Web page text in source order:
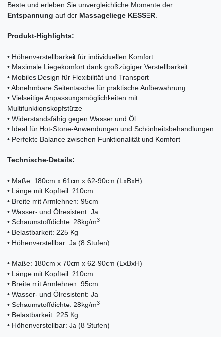
Beste und erleben Sie unvergleichliche Momente der
Entspannung auf der Massageliege KESSER
Produkt-Highlights:
• Höhenverstellbarkeit für individuellen Komfort
• Maximale Liegekomfort dank großzügiger Verstellbarkeit
• Mobiles Design für Flexibilität und Transport
• Abnehmbare Seitentasche für praktische Aufbewahrung
• Vielseitige Anpassungsmöglichkeiten mit
Multifunktionskopfstütze
• Widerstandsfähig gegen Wasser und Öl
• Ideal für Hot-Stone-Anwendungen und Schönheitsbehandlungen
• Perfekte Balance zwischen Funktionalität und Komfort
Technische-Details:
• Maße: 180cm x 61cm x 62-90cm (LxBxH)
• Länge mit Kopfteil: 210cm
• Breite mit Armlehnen: 95cm
• Wasser- und Ölresistent: Ja
• Schaumstoffdichte: 28kg/m3
• Belastbarkeit: 225 Kg
• Höhenverstellbar: Ja (8 Stufen)
• Maße: 180cm x 70cm x 62-90cm (LxBxH)
• Länge mit Kopfteil: 210cm
• Breite mit Armlehnen: 95cm
• Wasser- und Ölresistent: Ja
• Schaumstoffdichte: 28kg/m3
• Belastbarkeit: 225 Kg
• Höhenverstellbar: Ja (8 Stufen)